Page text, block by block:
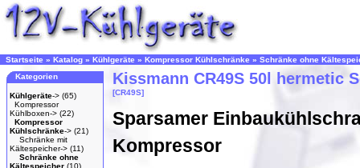
Startseite » Katalog » Kühlgeräte » Kompressor Kühlschränke » Schränke ohne
Kategorien
Kühlgeräte-> (65)
Kompressor
Kühlboxen-> (22)
Kompressor
Kühlschränke-> (21)
Schränke mit
Kältespeicher-> (11)
Schränke ohne
Kältespeicher (10)
Kissmann CR49S 50l hermetic
[CR49S]
Sparsamer
Kompressor